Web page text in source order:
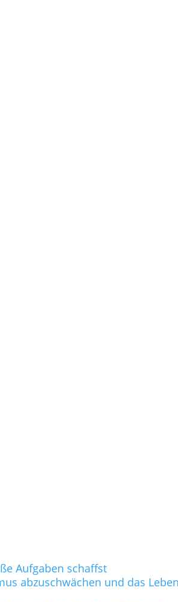
Aufgaben schaffst
abzuschwächen und das